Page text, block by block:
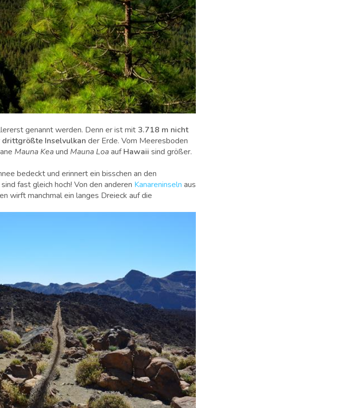
genannt werden. Denn er ist mit 3.718 m nicht
drittgrößte Inselvulkan der Erde. Vom Meeresboden
Mauna Keaund Mauna LoaaufHawaii sind größer.
bedeckt und erinnert ein bisschen an den
fast gleich hoch! Von den anderen Kanareninseln aus
wirft manchmal ein langes Dreieck auf die